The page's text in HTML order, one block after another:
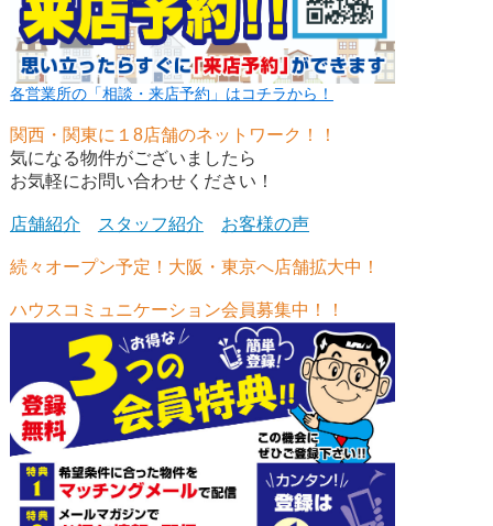
各営業所の「相談・来店予約」はコチラから！
関西・関東に１8店舗のネットワーク！！
気になる物件がございましたら
お気軽にお問い合わせください！
店舗紹介 スタッフ紹介 お客様の声
続々オープン予定！大阪・東京へ店舗拡大中！
ハウスコミュニケーション会員募集中！！